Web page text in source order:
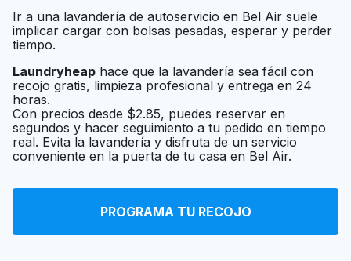
Coin Laundry Ir al sitio web
Sherman Oaks Coin
Laundry
Ir al sitio web
Big Waves
Laundromat
Ir al sitio web
Sparkling Coin
Ir al sitio web
Ir a una lavandería de autoservicio en Bel Air suele
implicar cargar con bolsas pesadas, esperar y perder
tiempo.
Laundryheap hace que la lavandería sea fácil con
recojo gratis, limpieza profesional y entrega en 24
horas.
Con precios desde $2.85, puedes reservar en
segundos y hacer seguimiento a tu pedido en tiempo
real. Evita la lavandería y disfruta de un servicio
conveniente en la puerta de tu casa en Bel Air.
PROGRAMA TU RECOJO